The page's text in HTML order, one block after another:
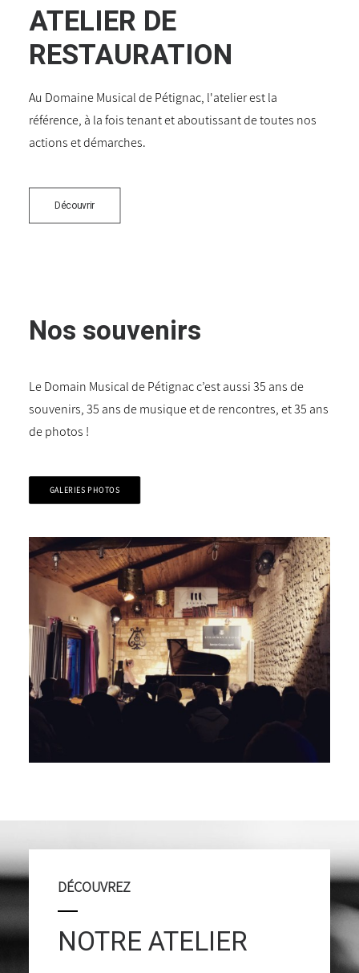
ATELIER DE
RESTAURATION
Au Domaine Musical de Pétignac, l'atelier est la
référence, à la fois tenant et aboutissant de toutes nos
actions et démarches.
Découvrir
Nos souvenirs
Le Domain Musical de Pétignac c’est aussi 35 ans de
souvenirs, 35 ans de musique et de rencontres, et 35 ans
de photos !
GALERIES PHOTOS
DÉCOUVREZ
NOTRE ATELIER